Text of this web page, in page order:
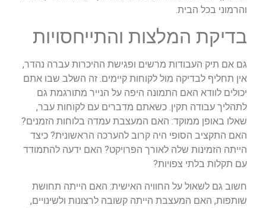
והרמוני בכל הבית.
בדיקת המלצות והתייחסויות
גם אם תיק העבודות מרשים ופגישת ההיכרות עברה נהדר,
אין תחליף לבדיקה מול לקוחות קיימים. זה השלב שבו אתם
יכולים לוודא האם התמונה היפה על הנייר מתורגמת גם
לתהליך עבודה תקין. כשאתם מדברים עם לקוחות עבר,
שאלו באופן ממוקד: האם המעצבת עמדה בלוחות הזמנים?
האם התקציב הסופי היה קרוב להערכה הראשונית? כיצד
הייתה הזמינות שלה לאורך הפרויקט? האם ידעה להתמודד
עם תקלות בלתי צפויות?
חשוב גם לשאול על החוויה האישית: האם הייתה תחושת
שותפות, האם המעצבת הייתה קשובה לרצונות ולשינויים,